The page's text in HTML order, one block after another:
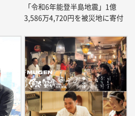
「令和6年能登半島地震」1億
3,586万4,720円を被災地に寄付